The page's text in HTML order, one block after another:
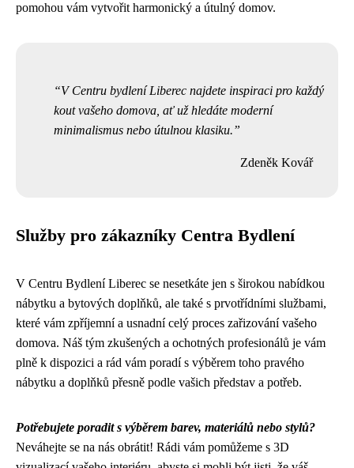
pomohou vám vytvořit harmonický a útulný domov.
V Centru bydlení Liberec najdete inspiraci pro každý
kout vašeho domova, ať už hledáte moderní
minimalismus nebo útulnou klasiku.
Zdeněk Kovář
Služby pro zákazníky Centra Bydlení
V Centru Bydlení Liberec se nesetkáte jen s širokou nabídkou
nábytku a bytových doplňků, ale také s prvotřídními službami,
které vám zpříjemní a usnadní celý proces zařizování vašeho
domova. Náš tým zkušených a ochotných profesionálů je vám
plně k dispozici a rád vám poradí s výběrem toho pravého
nábytku a doplňků přesně podle vašich představ a potřeb.
Potřebujete poradit s výběrem barev, materiálů nebo stylů?
Neváhejte se na nás obrátit! Rádi vám pomůžeme s 3D